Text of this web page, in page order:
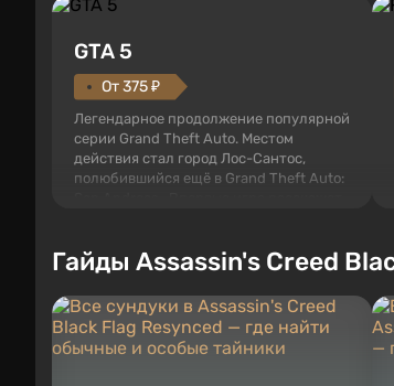
GTA 5
От 375 ₽
Легендарное продолжение популярной
серии Grand Theft Auto. Местом
действия стал город Лос-Сантос,
полюбившийся ещё в Grand Theft Auto:
которыми вы сможете переключаться в
любое время. Жанр и...
Гайды Assassin's Creed